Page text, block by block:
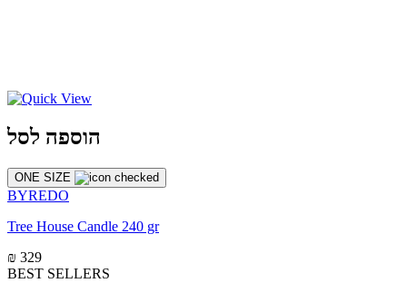
הוספה לסל
ONE SIZE
BYREDO
Tree House Candle 240 gr
₪ 329
BEST SELLERS